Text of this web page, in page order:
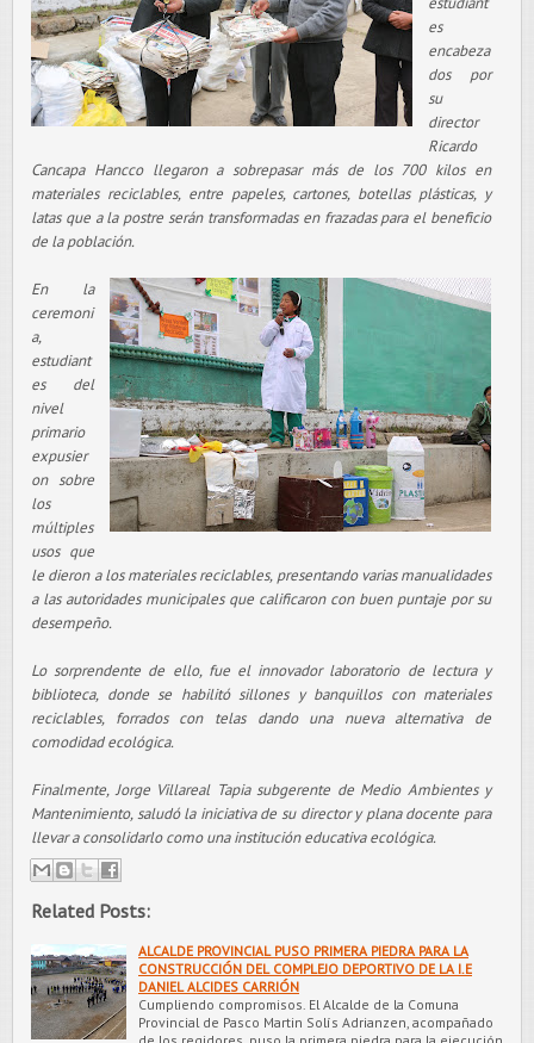
es
encabeza
dos por
su
director
Ricardo
Cancapa Hancco llegaron a sobrepasar más de los 700 kilos en
materiales reciclables, entre papeles, cartones, botellas plásticas, y
latas que a la postre serán transformadas en frazadas para el beneficio
de la población.
En la
ceremoni
a,
estudiant
es del
nivel
primario
expusier
on sobre
los
múltiples
usos que
le dieron a los materiales reciclables, presentando varias manualidades
a las autoridades municipales que calificaron con buen puntaje por su
desempeño.
Lo sorprendente de ello, fue el innovador laboratorio de lectura y
biblioteca, donde se habilitó sillones y banquillos con materiales
reciclables, forrados con telas dando una nueva alternativa de
comodidad ecológica.
Finalmente, Jorge Villareal Tapia subgerente de Medio Ambientes y
Mantenimiento, saludó la iniciativa de su director y plana docente para
llevar a consolidarlo como una institución educativa ecológica.
Related Posts:
ALCALDE PROVINCIAL PUSO PRIMERA PIEDRA PARA LA
CONSTRUCCIÓN DEL COMPLEJO DEPORTIVO DE LA I.E
DANIEL ALCIDES CARRIÓN
Cumpliendo compromisos. El Alcalde de la Comuna
Provincial de Pasco Martin Solís Adrianzen, acompañado
de los regidores, puso la primera piedra para la ejecución